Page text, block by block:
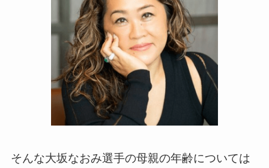
そんな大坂なおみ選手の母親の年齢については